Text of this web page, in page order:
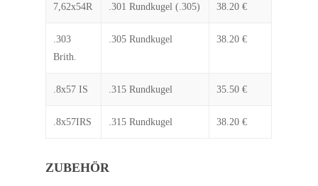
7,62x54R .301 Rundkugel (.305) 38.20 €
.303
Brith.
.305 Rundkugel 38.20 €
.8x57 IS .315 Rundkugel 35.50 €
.8x57IRS .315 Rundkugel 38.20 €
ZUBEHÖR